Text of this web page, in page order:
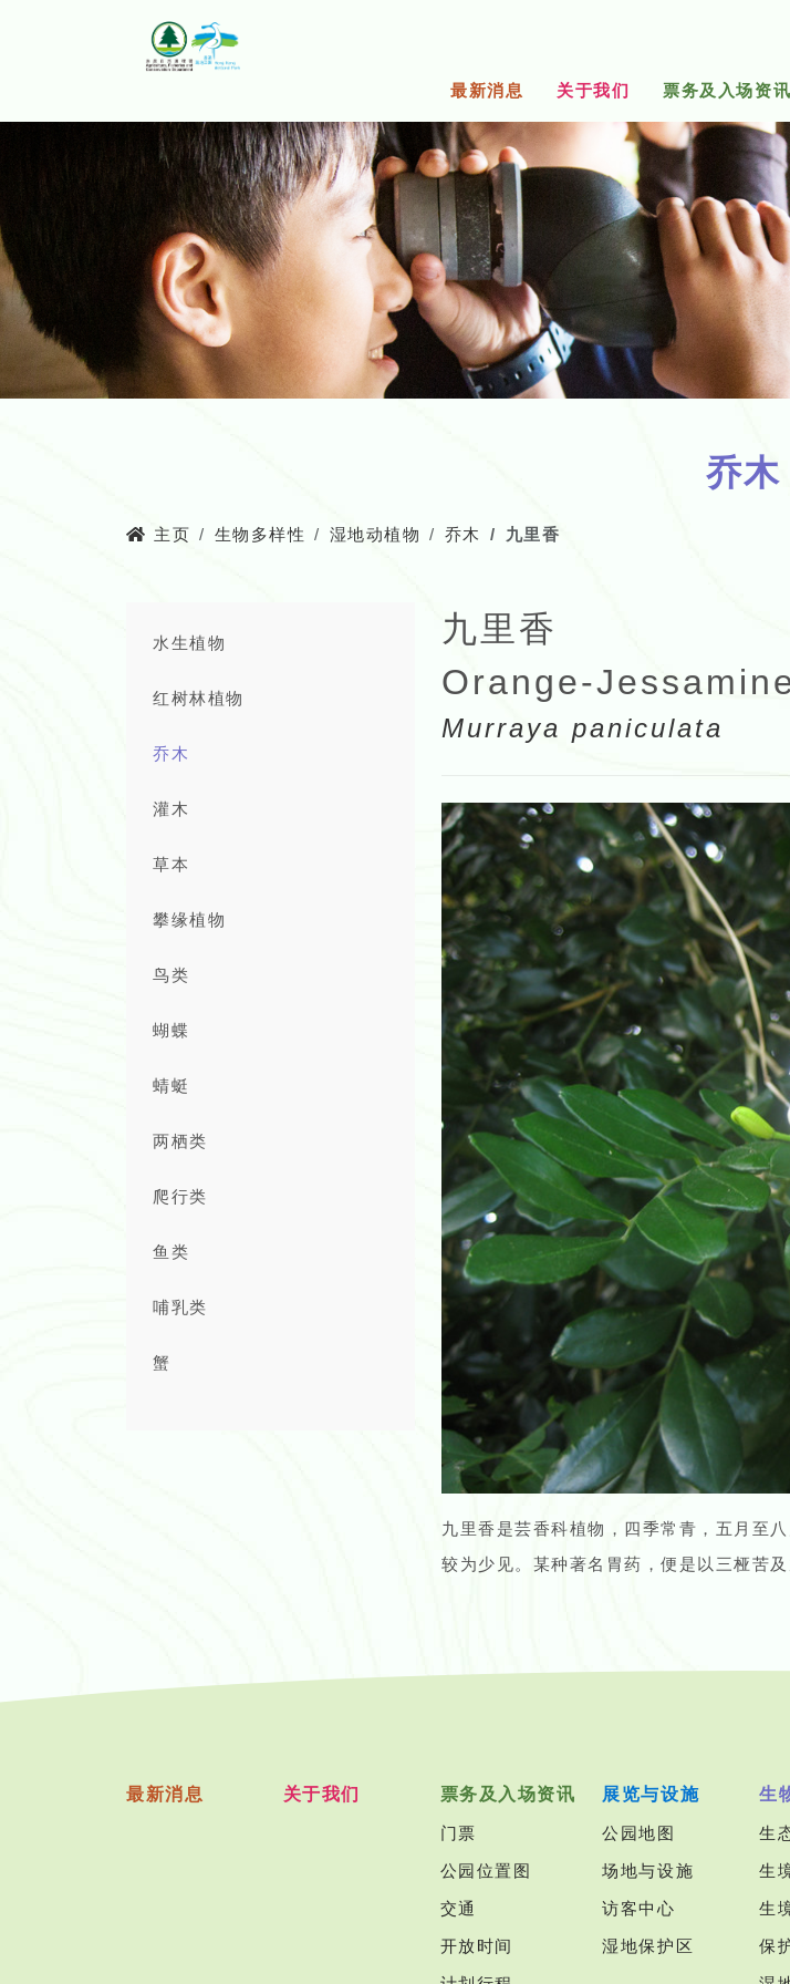
最新消息 关于我们 票务及入场资讯
乔木
主页 生物多样性 湿地动植物 乔木 九里香
水生植物
红树林植物
乔木
灌木
草本
攀缘植物
鸟类
蝴蝶
蜻蜓
两栖类
爬行类
鱼类
哺乳类
蟹
九里香
Orange-
Murraya paniculata
九里香是芸香科植物，四季常青，五月至
较为少见。某种著名胃药，便是以三桠苦
最新消息 关于我们 票务及入场资讯
门票
公园位置图
交通
开放时间
展览与设施
公园地图
场地与设施
访客中心
湿地保护区
生
生
生
生
保